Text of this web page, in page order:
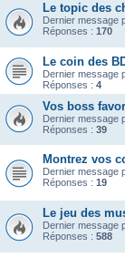
Le topic des
Dernier message
Réponses : 170
Le coin des
Dernier message
Réponses : 4
Vos boss
Dernier message
Réponses : 39
Montrez vos
Dernier message
Réponses : 19
Le jeu des
Dernier message
Réponses : 588